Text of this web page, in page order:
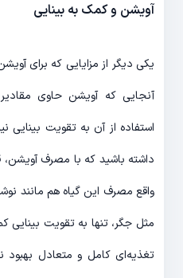
آویشن و کمک به بینایی
یکی دیگر از مزایایی که برای
استفاده از آن به تقویت بینایی
داشته باشید که با مصرف آویشن،
واقع مصرف این گیاه هم مانند
مثل جگر، تنها به تقویت بینایی
تغذیه‌ای کامل و متعادل